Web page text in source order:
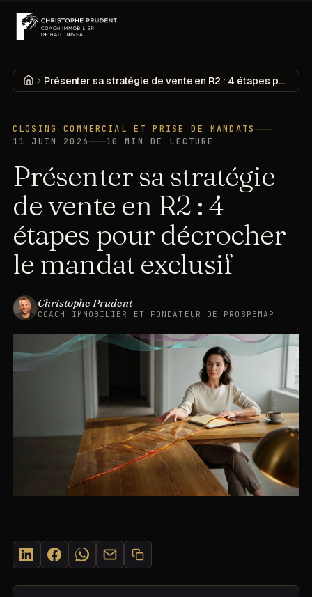
MENU
SUR CETTE PAGE
2026 · SASU MOMENTUM PULSE
Accueil Présenter sa stratégie de vente en R2 : 4 étapes pour décrocher le mandat exclusif
CLOSING COMMERCIAL ET PRISE DE MANDATS
11 JUIN 2026
10 MIN DE LECTURE
Présenter sa stratégie
de vente en R2 : 4
étapes pour décrocher
le mandat exclusif
Christophe Prudent
COACH IMMOBILIER ET FONDATEUR DE PROSPEMAP